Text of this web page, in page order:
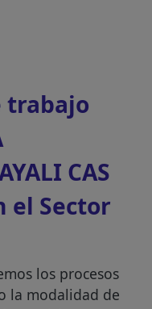
trabajo
CAS
el Sector
los procesos
la modalidad de